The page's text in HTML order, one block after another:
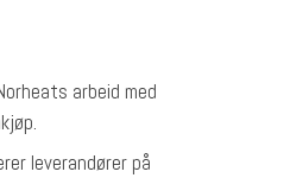
arbeid med
leverandører på